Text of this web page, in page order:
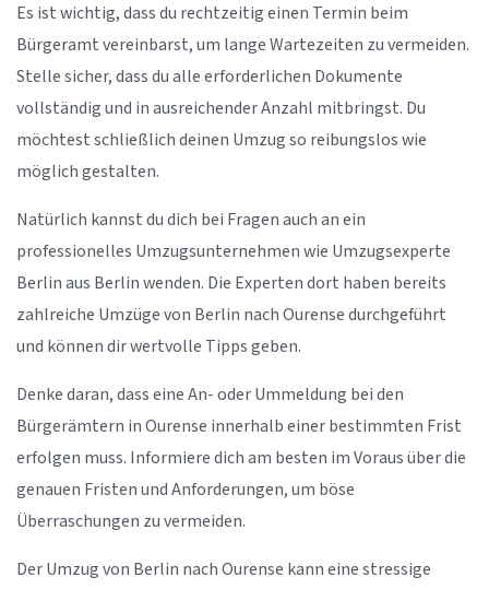
Es ist wichtig, dass du rechtzeitig einen Termin beim
Bürgeramt vereinbarst, um lange Wartezeiten zu vermeiden.
Stelle sicher, dass du alle erforderlichen Dokumente
vollständig und in ausreichender Anzahl mitbringst. Du
möchtest schließlich deinen Umzug so reibungslos wie
möglich gestalten.
Natürlich kannst du dich bei Fragen auch an ein
professionelles Umzugsunternehmen wie Umzugsexperte
Berlin aus Berlin wenden. Die Experten dort haben bereits
zahlreiche Umzüge von Berlin nach Ourense durchgeführt
und können dir wertvolle Tipps geben.
Denke daran, dass eine An- oder Ummeldung bei den
Bürgerämtern in Ourense innerhalb einer bestimmten Frist
erfolgen muss. Informiere dich am besten im Voraus über die
genauen Fristen und Anforderungen, um böse
Überraschungen zu vermeiden.
Der Umzug von Berlin nach Ourense kann eine stressige